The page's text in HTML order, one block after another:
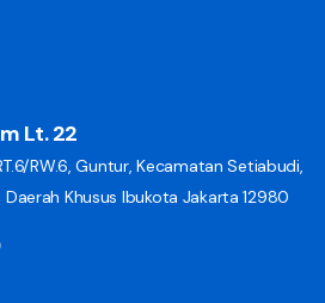
Lt. 22
RW.6, Guntur, Kecamatan Setiabudi,
Khusus Ibukota Jakarta 12980